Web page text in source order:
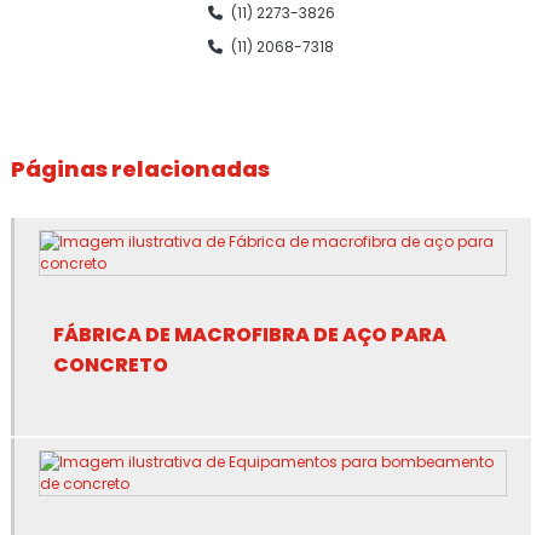
Bomba de concreto valor
Bomba para jogar concreto
Bomba de lançamento de concreto
Bomba de projeção
(11) 2273-3826
(11) 2068-7318
Páginas relacionadas
FÁBRICA DE MACROFIBRA DE AÇO PARA
CONCRETO